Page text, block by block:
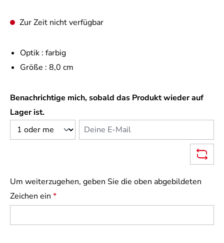
Zur Zeit nicht verfügbar
Optik : farbig
Größe : 8,0 cm
Benachrichtige mich, sobald das Produkt wieder auf
Lager ist.
Deine E-Mail
Um weiterzugehen, geben Sie die oben abgebildeten
Zeichen ein *